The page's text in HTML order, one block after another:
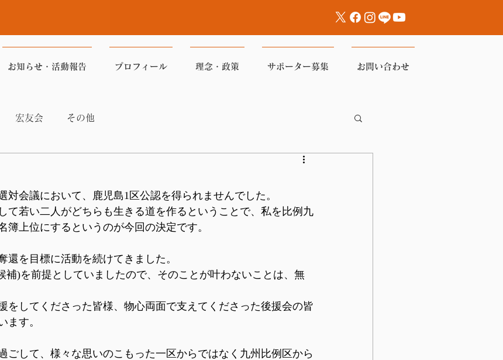
お知らせ・活動報告 プロフィール 理念・政策 サポーター募集 お問い合わせ
宏友会 その他
対会議において、鹿児島1区公認を得られませんでした。
て若い二人がどちらも生きる道を作るということで、私を比例九
簿上位にするというのが今回の決定です。
還を目標に活動を続けてきました。
補)を前提としていましたので、そのことが叶わないことは、無
をしてくださった皆様、物心両面で支えてくださった後援会の皆
ます。
ごして、様々な思いのこもった一区からではなく九州比例区から